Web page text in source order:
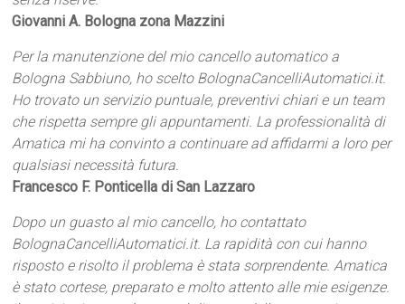
Giovanni A. Bologna zona Mazzini
Per la manutenzione del mio cancello automatico a
Bologna Sabbiuno, ho scelto BolognaCancelliAutomatici.it.
Ho trovato un servizio puntuale, preventivi chiari e un team
che rispetta sempre gli appuntamenti. La professionalità di
Amatica mi ha convinto a continuare ad affidarmi a loro per
qualsiasi necessità futura.
Francesco F. Ponticella di San Lazzaro
Dopo un guasto al mio cancello, ho contattato
BolognaCancelliAutomatici.it. La rapidità con cui hanno
risposto e risolto il problema è stata sorprendente. Amatica
è stato cortese, preparato e molto attento alle mie esigenze.